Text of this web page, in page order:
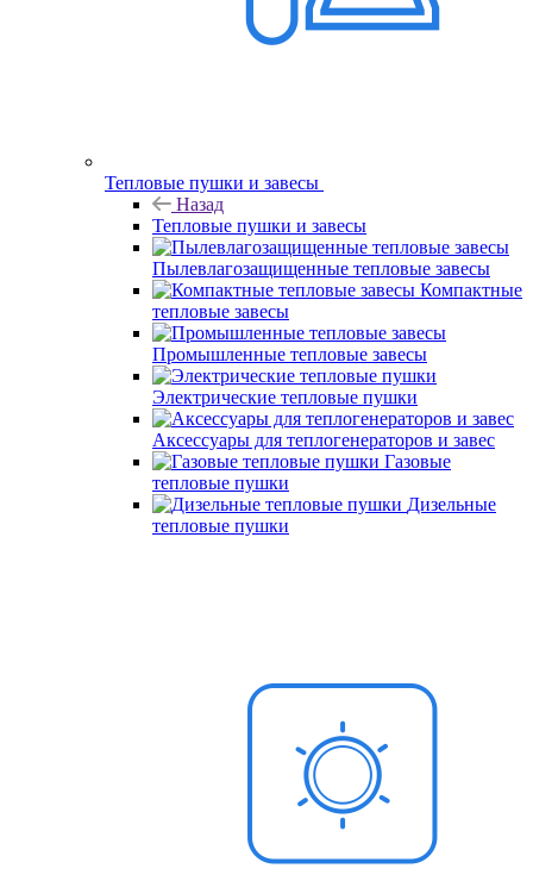
Тепловые пушки и завесы
Назад
Тепловые пушки и завесы
Пылевлагозащищенные тепловые завесы
Компактные
тепловые завесы
Промышленные тепловые завесы
Электрические тепловые пушки
Аксессуары для теплогенераторов и завес
Газовые
тепловые пушки
Дизельные
тепловые пушки